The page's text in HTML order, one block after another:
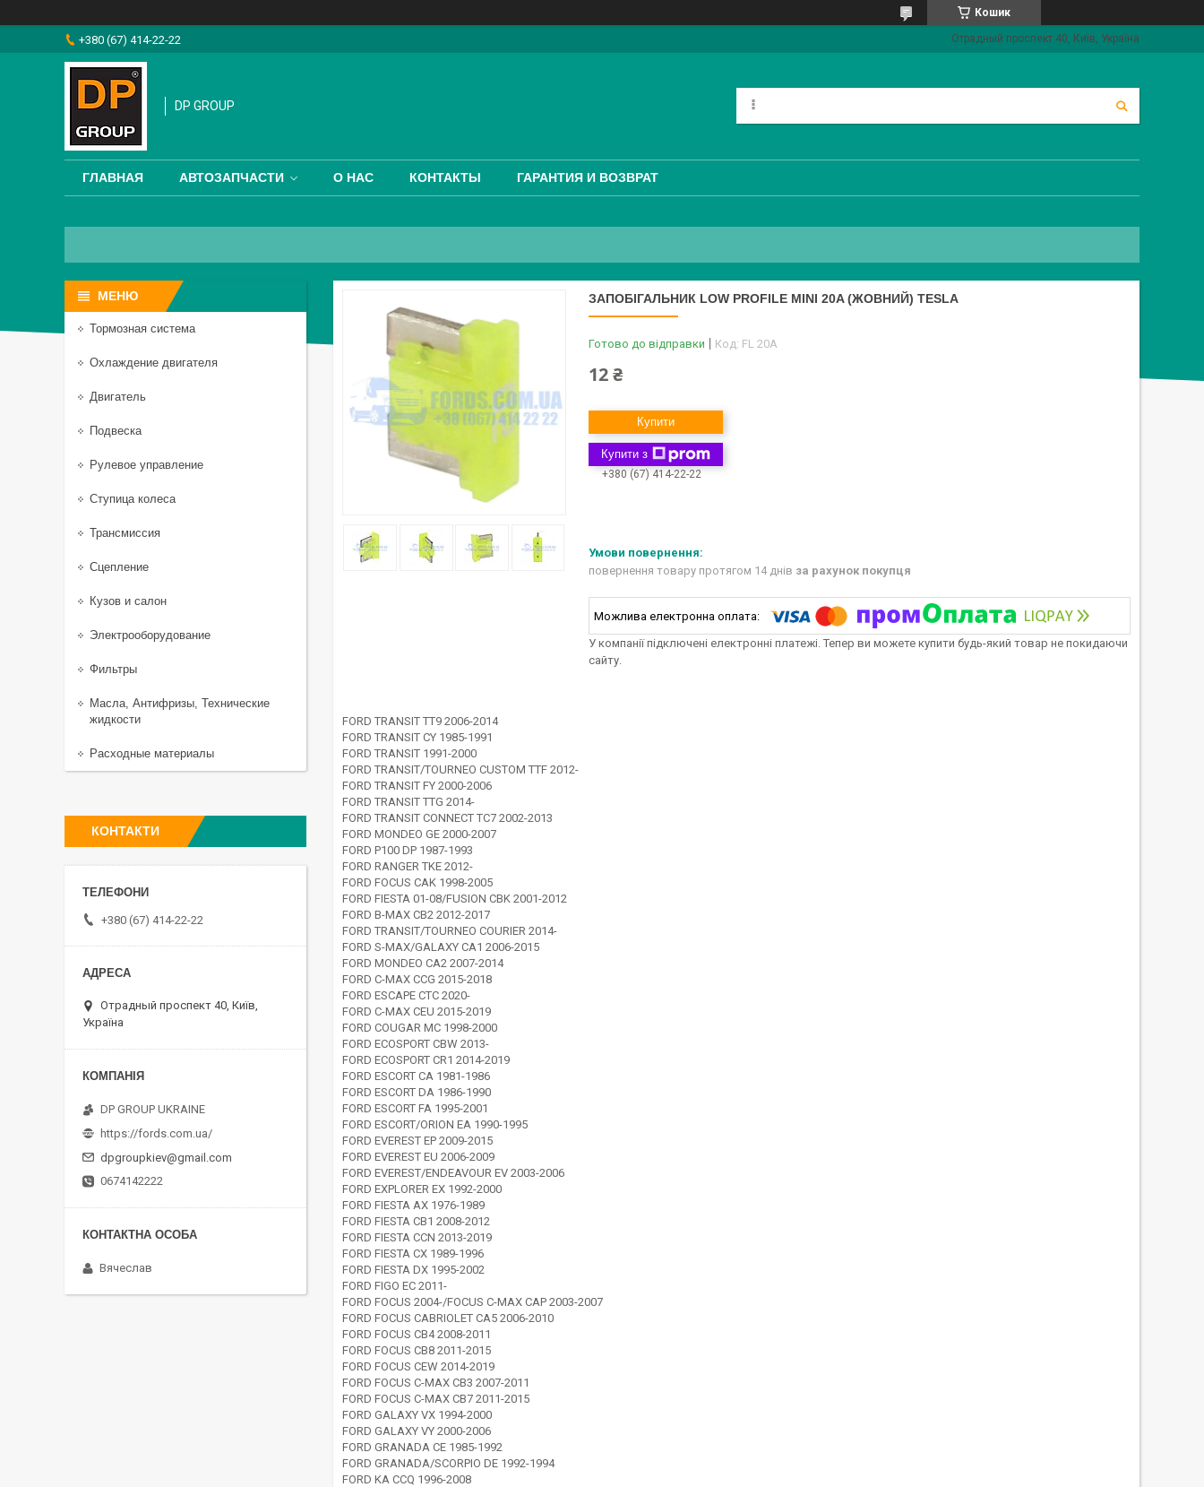
Кошик
+380 (67) 414-22-22 Отрадный проспект 40, Київ, Україна
DP GROUP
ГЛАВНАЯ АВТОЗАПЧАСТИ О НАС КОНТАКТЫ ГАРАНТИЯ И ВОЗВРАТ
ЗАПОБІГАЛЬНИК LOW PROFILE MINI 20A (ЖОВНИЙ) TESLA
Готово до відправки Код: FL 20A
12 ₴
Купити
Купити з
+380 (67) 414-22-22
повернення товару протягом 14 днів за рахунок покупця
У компанії підключені електронні платежі. Тепер ви можете купити будь-який товар не покидаючи
сайту.
FORD TRANSIT TT9 2006-2014
FORD TRANSIT CY 1985-1991
FORD TRANSIT 1991-2000
FORD TRANSIT/TOURNEO CUSTOM TTF 2012-
FORD TRANSIT FY 2000-2006
FORD TRANSIT TTG 2014-
FORD TRANSIT CONNECT TC7 2002-2013
FORD MONDEO GE 2000-2007
FORD P100 DP 1987-1993
FORD RANGER TKE 2012-
FORD FOCUS CAK 1998-2005
FORD FIESTA 01-08/FUSION CBK 2001-2012
FORD B-MAX CB2 2012-2017
FORD TRANSIT/TOURNEO COURIER 2014-
FORD S-MAX/GALAXY CA1 2006-2015
FORD MONDEO CA2 2007-2014
FORD C-MAX CCG 2015-2018
FORD ESCAPE CTC 2020-
FORD C-MAX CEU 2015-2019
FORD COUGAR MC 1998-2000
FORD ECOSPORT CBW 2013-
FORD ECOSPORT CR1 2014-2019
FORD ESCORT CA 1981-1986
FORD ESCORT DA 1986-1990
FORD ESCORT FA 1995-2001
FORD ESCORT/ORION EA 1990-1995
FORD EVEREST EP 2009-2015
FORD EVEREST EU 2006-2009
FORD EVEREST/ENDEAVOUR EV 2003-2006
FORD EXPLORER EX 1992-2000
FORD FIESTA AX 1976-1989
FORD FIESTA CB1 2008-2012
FORD FIESTA CCN 2013-2019
FORD FIESTA CX 1989-1996
FORD FIESTA DX 1995-2002
FORD FIGO EC 2011-
FORD FOCUS 2004-/FOCUS C-MAX CAP 2003-2007
FORD FOCUS CABRIOLET CA5 2006-2010
FORD FOCUS CB4 2008-2011
FORD FOCUS CB8 2011-2015
FORD FOCUS CEW 2014-2019
FORD FOCUS C-MAX CB3 2007-2011
FORD FOCUS C-MAX CB7 2011-2015
FORD GALAXY VX 1994-2000
FORD GALAXY VY 2000-2006
FORD GRANADA CE 1985-1992
FORD GRANADA/SCORPIO DE 1992-1994
FORD KA CCQ 1996-2008
Тормозная система
Охлаждение двигателя
Двигатель
Подвеска
Рулевое управление
Ступица колеса
Трансмиссия
Сцепление
Кузов и салон
Электрооборудование
Фильтры
Масла, Антифризы, Технические
жидкости
Расходные материалы
КОНТАКТИ
+380 (67) 414-22-22
Отрадный проспект 40, Київ,
Україна
DP GROUP UKRAINE
https://fords.com.ua/
dpgroupkiev@gmail.com
0674142222
Вячеслав